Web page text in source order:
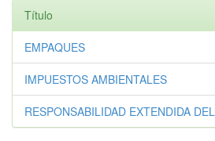
Título
EMPAQUES
IMPUESTOS AMBIENTALES
RESPONSABILIDAD EXTENDIDA